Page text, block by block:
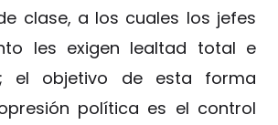
clase, a los cuales los jefes
les exigen lealtad total e
el objetivo de esta forma
política es el control